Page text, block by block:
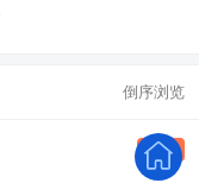
倒序浏览
沙发